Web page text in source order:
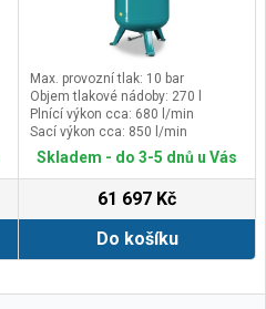
Max. provozní tlak: 10 bar
Objem tlakové nádoby: 270 l
Plnící výkon cca: 680 l/min
Sací výkon cca: 850 l/min
Skladem - do 3-5 dnů u Vás
61 697 Kč
Do košíku